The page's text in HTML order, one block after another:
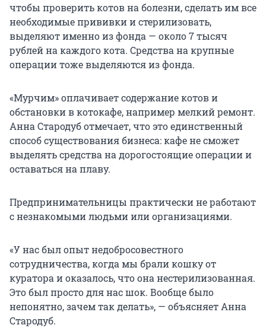
чтобы проверить котов на болезни, сделать им все
необходимые прививки и стерилизовать,
выделяют именно из фонда — около 7 тысяч
рублей на каждого кота. Средства на крупные
операции тоже выделяются из фонда.
«Мурчим» оплачивает содержание котов и
обстановки в котокафе, например мелкий ремонт.
Анна Стародуб отмечает, что это единственный
способ существования бизнеса: кафе не сможет
выделять средства на дорогостоящие операции и
оставаться на плаву.
Предпринимательницы практически не работают
с незнакомыми людьми или организациями.
«У нас был опыт недобросовестного
сотрудничества, когда мы брали кошку от
куратора и оказалось, что она нестерилизованная.
Это был просто для нас шок. Вообще было
непонятно, зачем так делать», — объясняет Анна
Стародуб.